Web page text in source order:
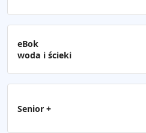
eBok
woda i ścieki
Senior +